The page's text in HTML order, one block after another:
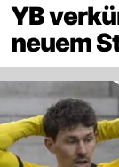
YB
neuem